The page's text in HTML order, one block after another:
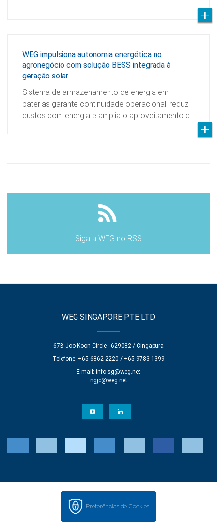
WEG impulsiona autonomia energética no
agronegócio com solução BESS integrada à
geração solar
Sistema de armazenamento de energia em
baterias garante continuidade operacional, reduz
custos com energia e amplia o aproveitamento d…
Siga a WEG no RSS
WEG SINGAPORE PTE LTD
67B Joo Koon Circle - 629082 / Cingapura
Telefone: +65 6862 2220 / +65 9783 1399
E-mail: info-sg@weg.net
ngjc@weg.net
Preferências de Cookies